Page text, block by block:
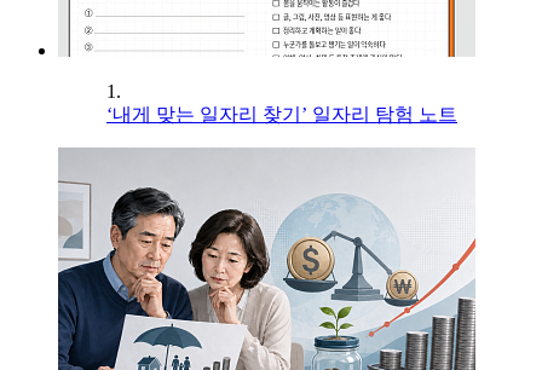
1.
‘내게 맞는 일자리 찾기’ 일자리 탐험 노트